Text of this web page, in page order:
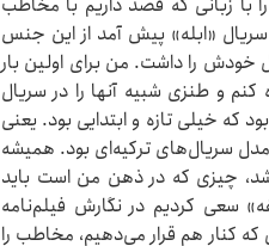
سریال «ابله» پیش آمد از این جنس
خودش را داشت. من برای اولین بار
و طنزی شبیه آنها را در سریال
که خیلی تازه و ابتدایی بود. یعنی
سریال‌های ترکیه‌ای بود. همیشه
چیزی که در ذهن من است باید
سعی کردیم در نگارش فیلم‌نامه
کنار هم قرار می‌دهیم، مخاطب را